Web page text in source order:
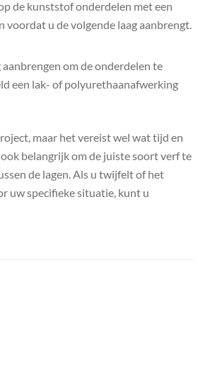
de kunststof onderdelen met een
u de volgende laag aanbrengt.
om de onderdelen te
een lak- of polyurethaanafwerking
maar het vereist wel wat tijd en
belangrijk om de juiste soort verf te
de lagen. Als u twijfelt of het
uw specifieke situatie, kunt u